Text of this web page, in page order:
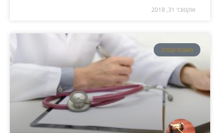
אוקטובר 31, 2018
תאונות עבודה